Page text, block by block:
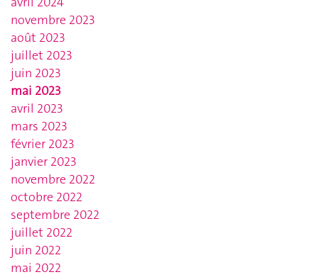
novembre 2023
août 2023
juillet 2023
juin 2023
mai 2023
avril 2023
mars 2023
février 2023
janvier 2023
novembre 2022
octobre 2022
septembre 2022
juillet 2022
juin 2022
mai 2022